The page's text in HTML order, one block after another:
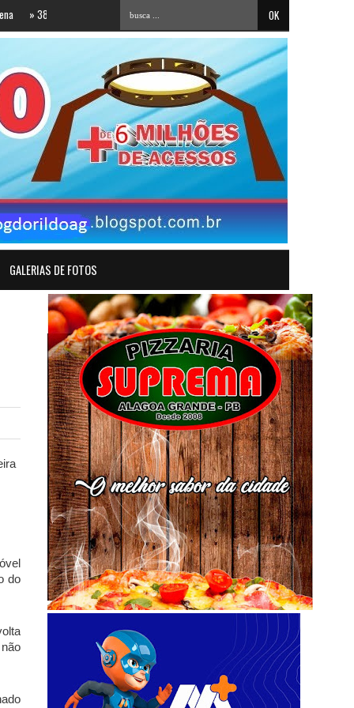
apostas paraibanas acertam a quadra da Mega-Sena e faturam mais de 40 mil reais.
GALERIAS DE FOTOS
do